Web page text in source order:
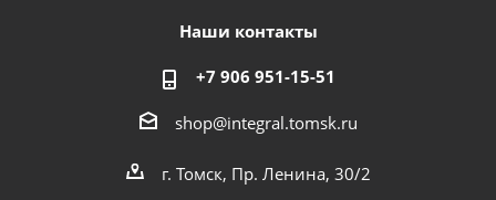
Наши контакты
+7 906 951-15-51
shop@integral.tomsk.ru
г. Томск, Пр. Ленина, 30/2